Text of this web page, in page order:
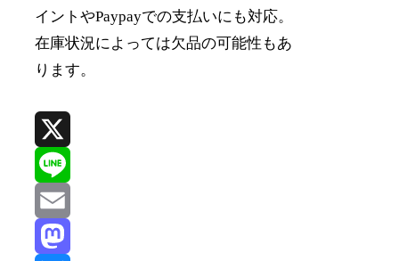
イントやPaypayでの支払いにも対応。
在庫状況によっては欠品の可能性もあ
ります。
X
Line
Email